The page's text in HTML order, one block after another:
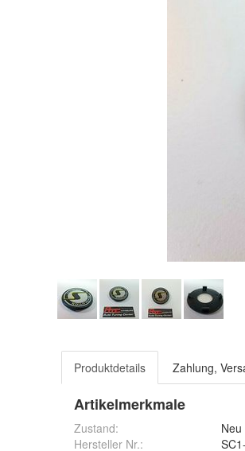
Produktdetails Zahlung,
Artikelmerkmale
Zustand:
Neu
Hersteller Nr.: